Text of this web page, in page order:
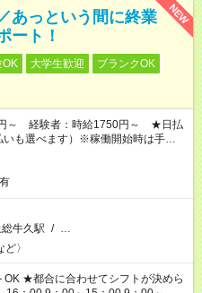
NEW
あっという間に終業
ート！
OK 大学生歓迎
ブランクOK
～ 経験者：時給1750円～ ★日払
も選べます）※稼働開始時は手続き
す。
牛久駅 / …
〉
決めら